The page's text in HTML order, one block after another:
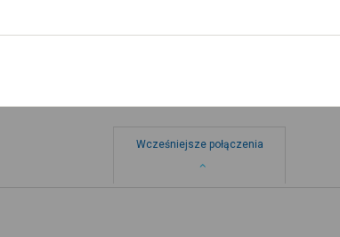
Wcześniejsze połączenia